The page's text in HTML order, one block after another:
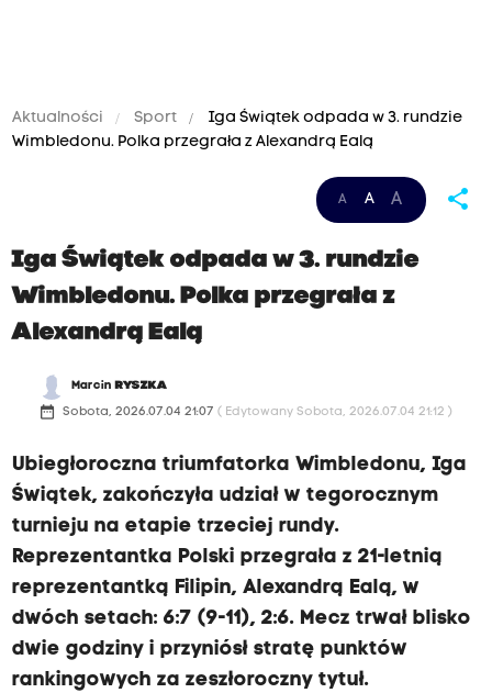
Aktualności Sport
Iga Świątek odpada w 3. rundzie
Wimbledonu. Polka przegrała z Alexandrą Ealą
A A A share
Iga Świątek odpada w 3. rundzie
Wimbledonu. Polka przegrała z
Alexandrą Ealą
Marcin RYSZKA
date_range Sobota, 2026.07.04 21:07 ( Edytowany Sobota, 2026.07.04 21:12 )
Ubiegłoroczna triumfatorka Wimbledonu, Iga
Świątek, zakończyła udział w tegorocznym
turnieju na etapie trzeciej rundy.
Reprezentantka Polski przegrała z 21-letnią
reprezentantką Filipin, Alexandrą Ealą, w
dwóch setach: 6:7 (9-11), 2:6. Mecz trwał blisko
dwie godziny i przyniósł stratę punktów
rankingowych za zeszłoroczny tytuł.